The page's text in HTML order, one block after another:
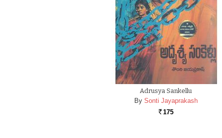
Adrusya Sankellu
By Sonti Jayaprakash
Rs. 175